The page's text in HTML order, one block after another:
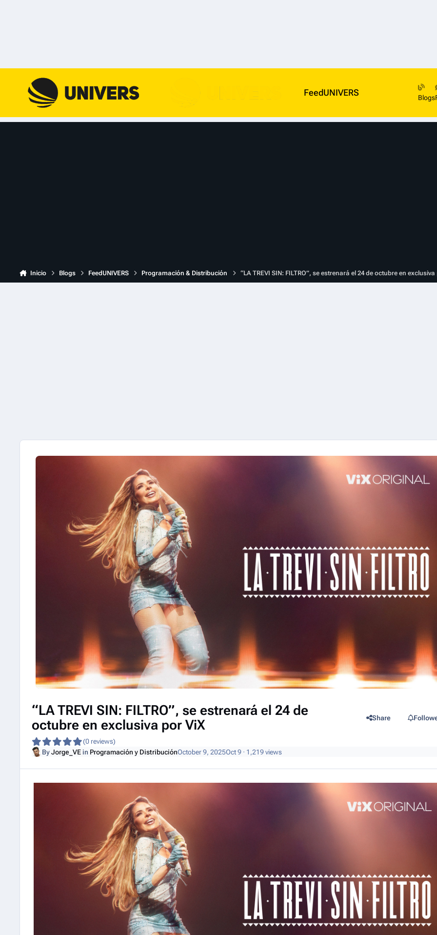
FeedUNIVERS Blogs
Inicio Blogs FeedUNIVERS Programación & Distribución “LA TREVI SIN: FILTRO”, se estrenará el 24 de octubre en exclusiva
“LA TREVI SIN: FILTRO”, se estrenará el 24 de
octubre en exclusiva por ViX
(0 reviews)
Share
ByJorge_VEin Programación y DistribuciónOctober 9, 2025Oct 9· 1,219 views